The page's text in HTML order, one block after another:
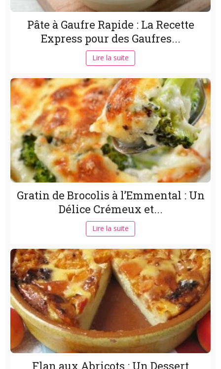
Pâte à Gaufre Rapide : La Recette
Express pour des Gaufres...
Lire la suite
Gratin de Brocolis à l’Emmental : Un
Délice Crémeux et...
Lire la suite
Flan aux Abricots : Un Dessert